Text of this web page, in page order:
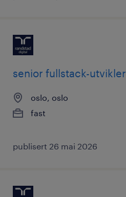
senior fullstack-utvikler
oslo, oslo
fast
publisert 26 mai 2026